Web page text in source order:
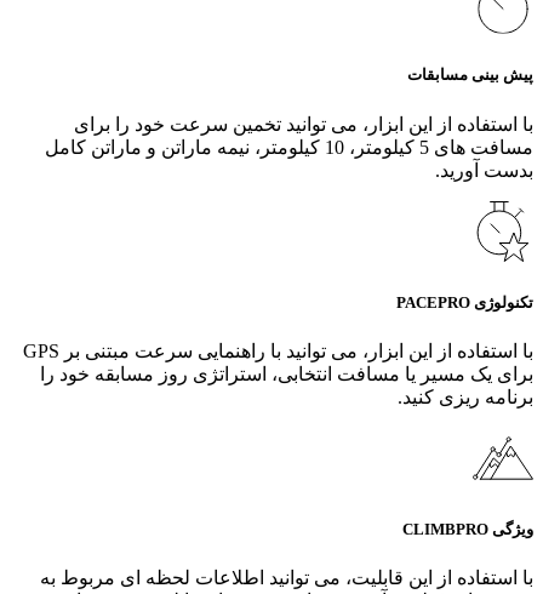
پیش بینی مسابقات
با استفاده از این ابزار، می‌ توانید تخمین سرعت خود را برای
مسافت‌ های 5 کیلومتر، 10 کیلومتر، نیمه ماراتن و ماراتن کامل
بدست آورید.
تکنولوژی PACEPRO
با استفاده از این ابزار، می‌ توانید با راهنمایی سرعت مبتنی بر GPS
برای یک مسیر یا مسافت انتخابی، استراتژی روز مسابقه خود را
برنامه‌ ریزی کنید.
ویژگی CLIMBPRO
با استفاده از این قابلیت، می‌ توانید اطلاعات لحظه ای مربوط به